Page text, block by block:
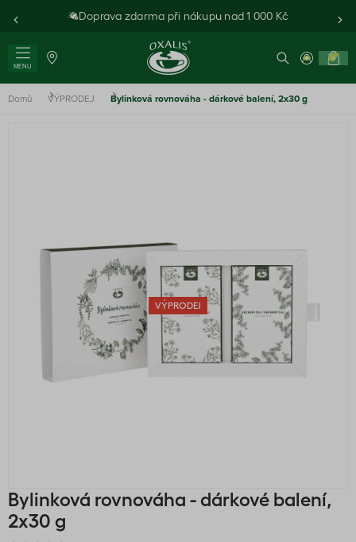
Doprava zdarma při nákupu nad 1 000 Kč
MENU
0
Domů VÝPRODEJ Bylinková rovnováha - dárkové balení, 2x30 g
VÝPRODEJ
Bylinková rovnováha - dárkové balení,
2x30 g